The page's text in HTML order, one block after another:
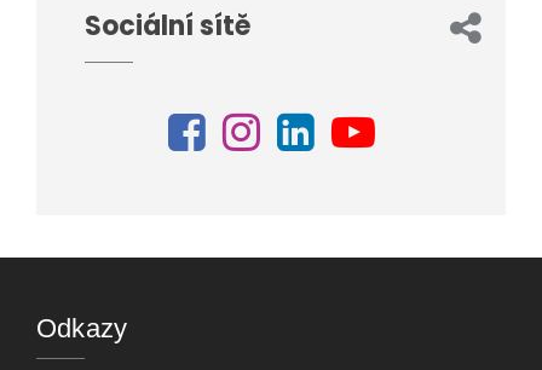
Sociální sítě
Odkazy